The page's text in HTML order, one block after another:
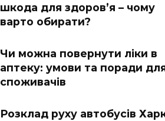
шкода для здоров’я – чому
варто обирати?
Чи можна повернути ліки в
аптеку: умови та поради
споживачів
Розклад руху автобусів